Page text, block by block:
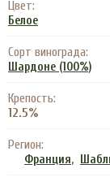
Цвет:
Белое
Сорт винограда:
Шардоне (100%)
Крепость:
12.5%
Регион:
Франция,